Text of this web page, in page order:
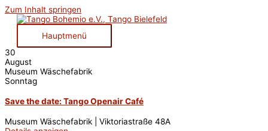
Zum Inhalt springen
Hauptmenü
30
August
Museum Wäschefabrik
Sonntag
Save the date: Tango Openair Café
Museum Wäschefabrik | Viktoriastraße 48A